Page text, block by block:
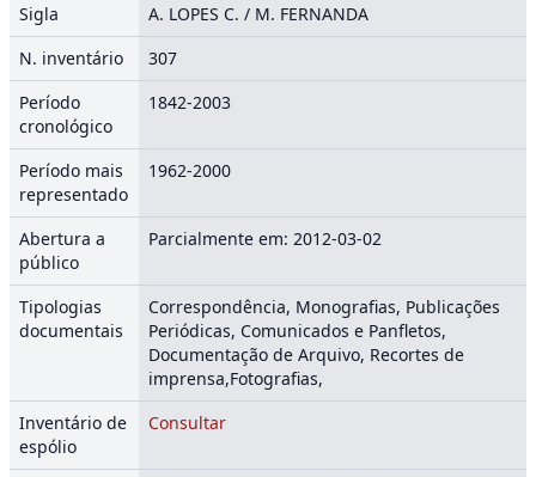
Sigla
A. LOPES C. / M. FERNANDA
N. inventário
307
Período
cronológico
1842-2003
Período mais
representado
1962-2000
Abertura a
público
Parcialmente em: 2012-03-02
Tipologias
documentais
Correspondência, Monografias, Publicações
Periódicas, Comunicados e Panfletos,
Documentação de Arquivo, Recortes de
imprensa,Fotografias,
Inventário de
espólio
Consultar